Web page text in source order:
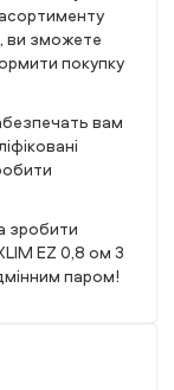
ви зможете
покупку
вам
зробити
EZ 0,8 ом 3
паром!